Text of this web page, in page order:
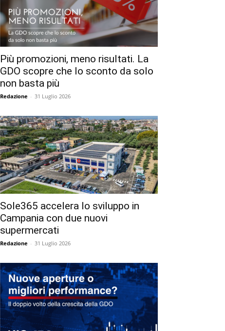
Più promozioni, meno risultati. La
GDO scopre che lo sconto da solo
non basta più
Redazione - 31 Luglio 2026
Sole365 accelera lo sviluppo in
Campania con due nuovi
supermercati
Redazione - 31 Luglio 2026